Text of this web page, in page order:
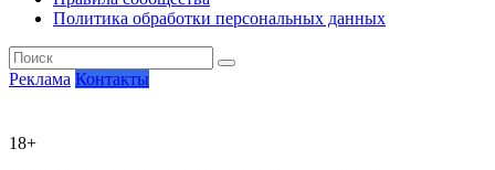
Политика обработки персональных данных
Реклама Контакты
18+